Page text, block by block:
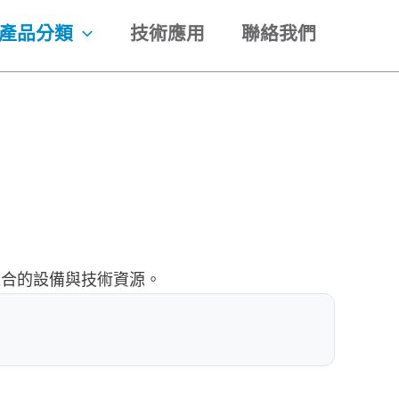
產品分類 技術應用 聯絡我們
的設備與技術資源。